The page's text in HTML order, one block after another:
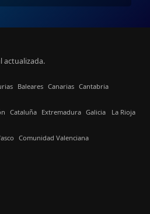
actualizada.
Baleares Canarias Cantabria
Cataluña Extremadura Galicia La Rioja
Comunidad Valenciana